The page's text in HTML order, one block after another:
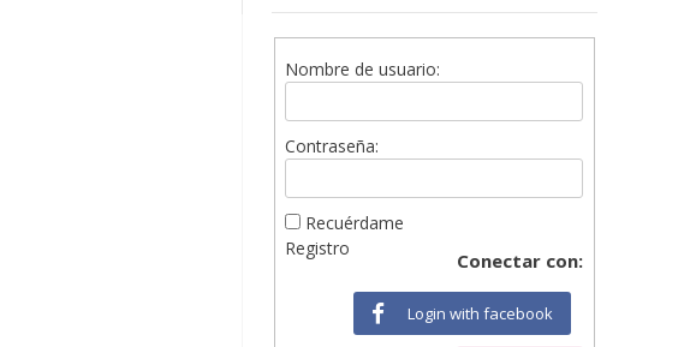
Nombre de usuario:
Contraseña:
Recuérdame
Conectar con:
Login with facebook
Registro